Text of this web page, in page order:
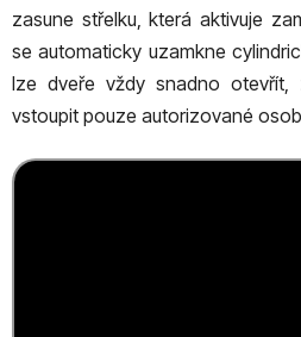
zasune střelku, která aktivuje
se automaticky uzamkne
lze dveře vždy snadno
vstoupit pouze autorizované